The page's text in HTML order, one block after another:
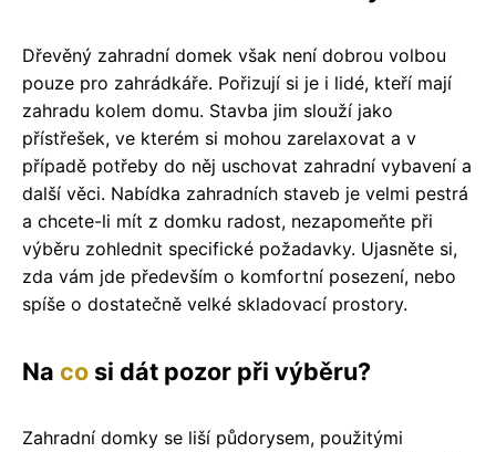
Dřevěný zahradní domek však není dobrou volbou
pouze pro zahrádkáře. Pořizují si je i lidé, kteří mají
zahradu kolem domu. Stavba jim slouží jako
přístřešek, ve kterém si mohou zarelaxovat a v
případě potřeby do něj uschovat zahradní vybavení a
další věci. Nabídka zahradních staveb je velmi pestrá
a chcete-li mít z domku radost, nezapomeňte při
výběru zohlednit specifické požadavky. Ujasněte si,
zda vám jde především o komfortní posezení, nebo
spíše o dostatečně velké skladovací prostory.
Na co si dát pozor při výběru?
Zahradní domky se liší půdorysem, použitými